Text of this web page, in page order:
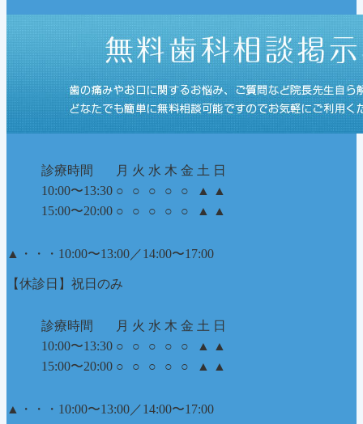
診療時間 月 火 水 木 金 土 日
10:00〜13:30 ○ ○ ○ ○ ○ ▲
▲
15:00〜20:00 ○ ○ ○ ○ ○ ▲ ▲
▲ ・・・10:00〜13:00／14:00〜17:00
【休診日】祝日のみ
診療時間 月 火 水 木 金 土 日
10:00〜13:30 ○ ○ ○ ○ ○ ▲
▲
15:00〜20:00 ○ ○ ○ ○ ○ ▲ ▲
▲ ・・・10:00〜13:00／14:00〜17:00